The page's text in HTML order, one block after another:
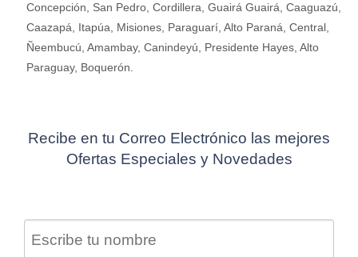
Concepción, San Pedro, Cordillera, Guairá Guairá, Caaguazú,
Caazapá, Itapúa, Misiones, Paraguarí, Alto Paraná, Central,
Ñeembucú, Amambay, Canindeyú, Presidente Hayes, Alto
Paraguay, Boquerón.
Recibe en tu Correo Electrónico las mejores
Ofertas Especiales y Novedades